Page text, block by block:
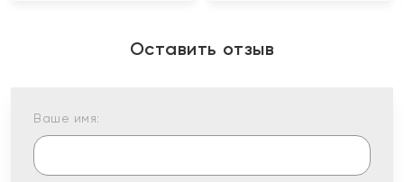
Оставить отзыв
Ваше имя: